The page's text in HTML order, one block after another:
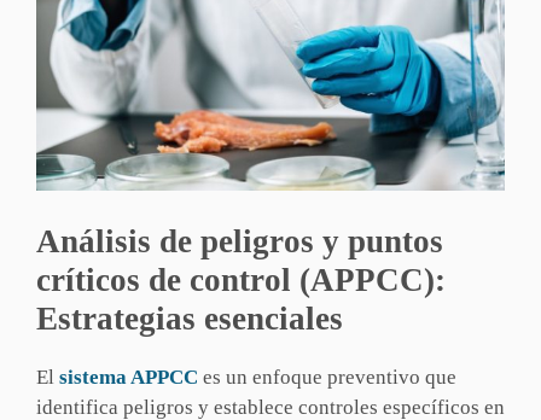
Análisis de peligros y puntos
críticos de control (APPCC):
Estrategias esenciales
El sistema APPCC es un enfoque preventivo que
identifica peligros y establece controles específicos en